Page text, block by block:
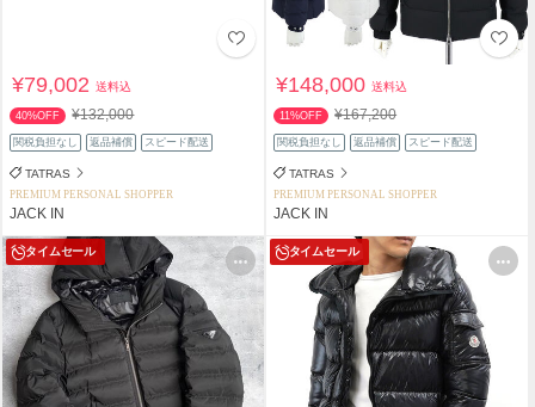
¥79,002送料込
40%OFF ¥132,000
関税負担なし 返品補償 スピード配送
TATRAS
PREMIUM PERSONAL SHOPPER
JACK IN
¥148,000送料込
11%OFF ¥167,200
関税負担なし 返品補償 スピード配送
TATRAS
PREMIUM PERSONAL SHOPPER
JACK IN
タイムセール タイムセール